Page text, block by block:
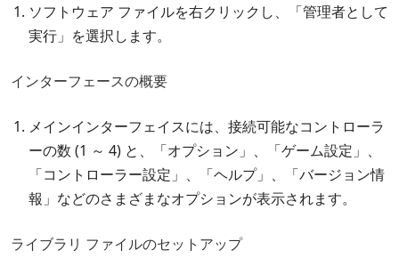
ソフトウェア ファイルを右クリックし、「管理者として
実行」を選択します。
インターフェースの概要
メインインターフェイスには、接続可能なコントローラ
ーの数 (1 ～ 4) と、「オプション」、「ゲーム設定」、
「コントローラー設定」、「ヘルプ」、「バージョン情
報」などのさまざまなオプションが表示されます。
ライブラリ ファイルのセットアップ